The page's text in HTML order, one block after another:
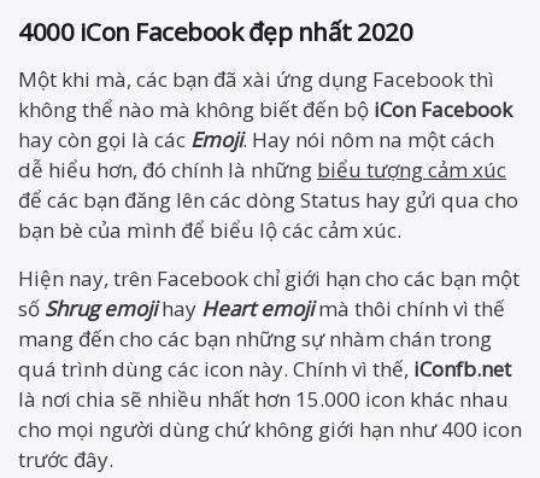
4000 iCon Facebook đẹp nhất 2020
Một khi mà, các bạn đã xài ứng dụng Facebook thì
không thể nào mà không biết đến bộ iCon Facebook
hay còn gọi là các Emoji. Hay nói nôm na một cách
dễ hiểu hơn, đó chính là những biểu tượng cảm xúc
để các bạn đăng lên các dòng Status hay gửi qua cho
bạn bè của mình để biểu lộ các cảm xúc.
Hiện nay, trên Facebook chỉ giới hạn cho các bạn một
số Shrug emojihay Heart emojimà thôi chính vì thế
mang đến cho các bạn những sự nhàm chán trong
quá trình dùng các icon này. Chính vì thế, iConfb.net
là nơi chia sẽ nhiều nhất hơn 15.000 icon khác nhau
cho mọi người dùng chứ không giới hạn như 400 icon
trước đây.